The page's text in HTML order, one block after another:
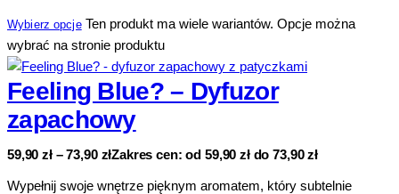
Wybierz opcje Ten produkt ma wiele wariantów. Opcje można
wybrać na stronie produktu
Feeling Blue? – Dyfuzor
zapachowy
59,90zł – 73,90 złZakres cen: od 59,90 zł do 73,90 zł
Wypełnij swoje wnętrze pięknym aromatem, który subtelnie